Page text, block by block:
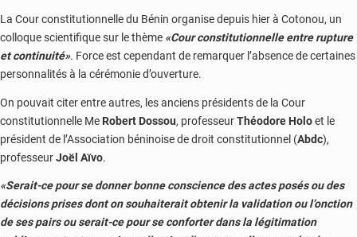
La Cour constitutionnelle du Bénin organise depuis hier à Cotonou, un
colloque scientifique sur le thème «Cour constitutionnelle entre rupture
et continuité». Force est cependant de remarquer l’absence de certaines
personnalités à la cérémonie d’ouverture.
On pouvait citer entre autres, les anciens présidents de la Cour
constitutionnelle Me Robert Dossou, professeurThéodore Holoet le
président de l’Association béninoise de droit constitutionnel (Abdc),
professeurJoël Aïvo.
«Serait-ce pour se donner bonne conscience des actes posés ou des
décisions prises dont on souhaiterait obtenir la validation ou l’onction
de ses pairs ou serait-ce pour se conforter dans la légitimation